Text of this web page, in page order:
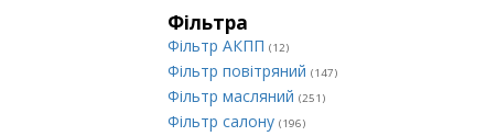
Фільтра
Фільтр АКПП (12)
Фільтр повітряний (147)
Фільтр масляний (251)
Фільтр салону (196)